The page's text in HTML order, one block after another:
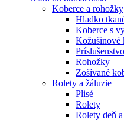
Koberce a rohožky
Hladko
Koberce s
Kožušinové
Rohožky
Zošívané
Rolety a žáluzie
Plisé
Rolety
Rolety deň